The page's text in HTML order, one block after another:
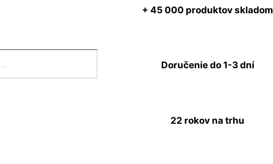
+ 45 000 produktov skladom
Doručenie do1-3 dní
22 rokov na trhu